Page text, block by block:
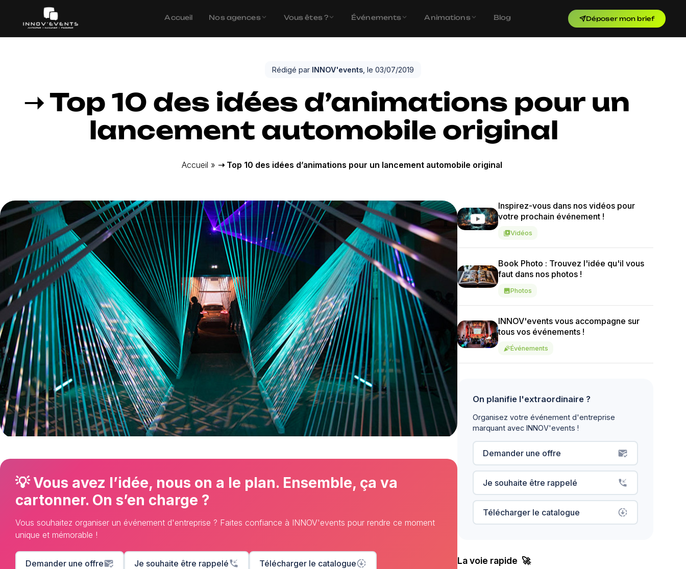
Accueil Nos agences Vous êtes ? Événements Animations Blog Déposer mon brief
Rédigé par INNOV'events , le 03/07/2019
➝ Top 10 des idées d’animations pour un
lancement automobile original
Accueil » ➝ Top 10 des idées d’animations pour un lancement automobile original
💡 Vous avez l’idée, nous on a le plan. Ensemble, ça va
cartonner. On s’en charge ?
Vous souhaitez organiser un événement d'entreprise ? Faites confiance à INNOV'events pour rendre ce moment
unique et mémorable !
Demander une offremark_email_read Je souhaite être rappeléphone_callback Télécharger le cataloguedownloading
Inspirez-vous dans nos vidéos pour
votre prochain événement !
video_library Vidéos
Book Photo : Trouvez l'idée qu'il vous
faut dans nos photos !
imagePhotos
INNOV'events vous accompagne sur
tous vos événements !
celebrationÉvénements
On planifie l'extraordinaire ?
Organisez votre événement d'entreprise
marquant avec INNOV'events !
Demander une offre mark_email_read
Je souhaite être rappelé phone_callback
Télécharger le catalogue downloading
La voie rapide 🚀